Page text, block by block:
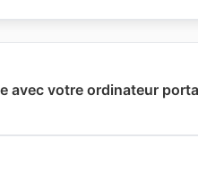
avec votre ordinateur